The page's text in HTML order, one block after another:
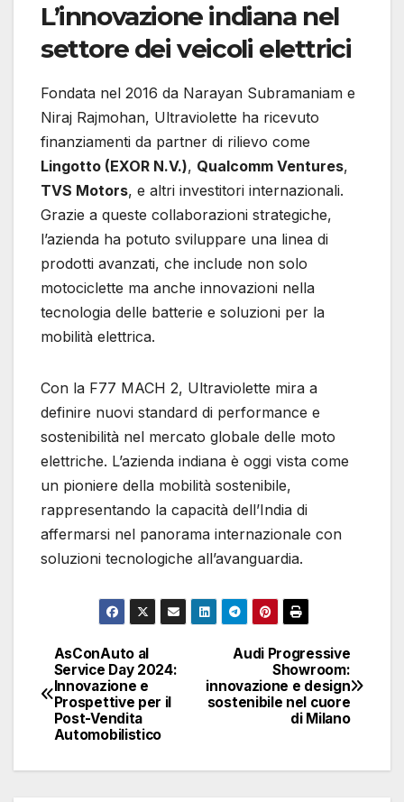
L’innovazione indiana nel
settore dei veicoli elettrici
Fondata nel 2016 da Narayan Subramaniam e
Niraj Rajmohan, Ultraviolette ha ricevuto
finanziamenti da partner di rilievo come
Lingotto (EXOR N.V.), Qualcomm Ventures,
TVS Motors, e altri investitori internazionali.
Grazie a queste collaborazioni strategiche,
l’azienda ha potuto sviluppare una linea di
prodotti avanzati, che include non solo
motociclette ma anche innovazioni nella
tecnologia delle batterie e soluzioni per la
mobilità elettrica.
Con la F77 MACH 2, Ultraviolette mira a
definire nuovi standard di performance e
sostenibilità nel mercato globale delle moto
elettriche. L’azienda indiana è oggi vista come
un pioniere della mobilità sostenibile,
rappresentando la capacità dell’India di
affermarsi nel panorama internazionale con
soluzioni tecnologiche all’avanguardia.
Navigazione
articoli
Audi Progressive
Showroom:
innovazione e design
sostenibile nel cuore
di Milano
AsConAuto al
Service Day 2024:
Innovazione e
Prospettive per il
Post-Vendita
Automobilistico